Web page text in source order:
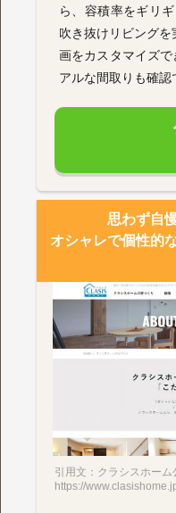
ら、容積率をギリ
吹き抜けリビング
画をカスタマイズ
アルな間取りも確認
思わず自
オシャレで個性的
引用文：クラシスホーム
https://